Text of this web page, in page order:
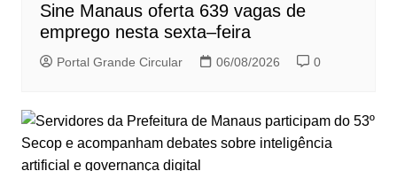
Sine Manaus oferta 639 vagas de
emprego nesta sexta–feira
Portal Grande Circular 06/08/2026 0